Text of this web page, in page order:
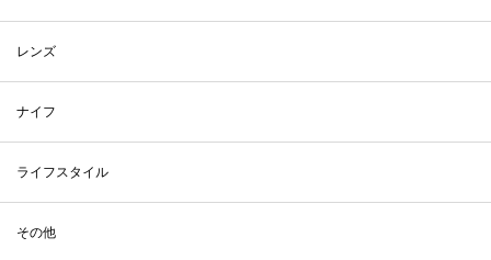
レンズ
ナイフ
ライフスタイル
その他